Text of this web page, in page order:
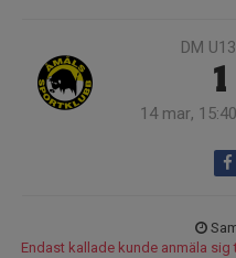
DM
14 mar,
Endast kallade kunde anmäla